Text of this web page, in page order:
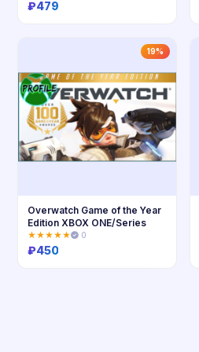
₽479
19%
Overwatch Game of the Year
Edition XBOX ONE/Series
★★★★★ 0
₽450